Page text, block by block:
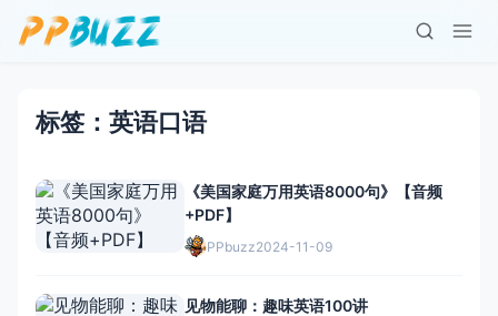
标签：英语口语
《美国家庭万用英语8000句》【音频
+PDF】
PPbuzz2024-11-09
见物能聊：趣味英语100讲